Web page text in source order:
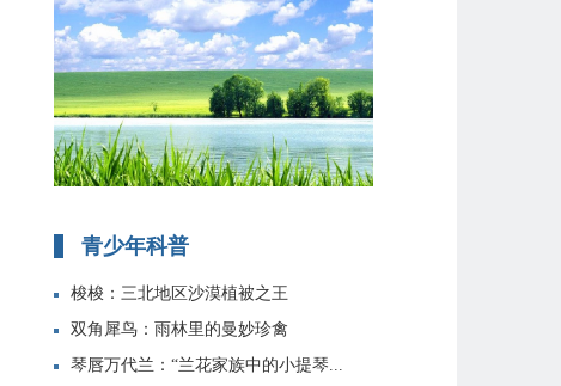
青少年科普
梭梭：三北地区沙漠植被之王
双角犀鸟：雨林里的曼妙珍禽
琴唇万代兰：“兰花家族中的小提琴...